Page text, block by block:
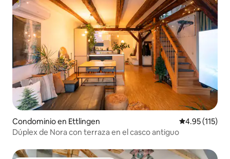
Condominio en Ettlingen Calificación
4.95 (115)
Dúplex de Nora con terraza en el casco antiguo